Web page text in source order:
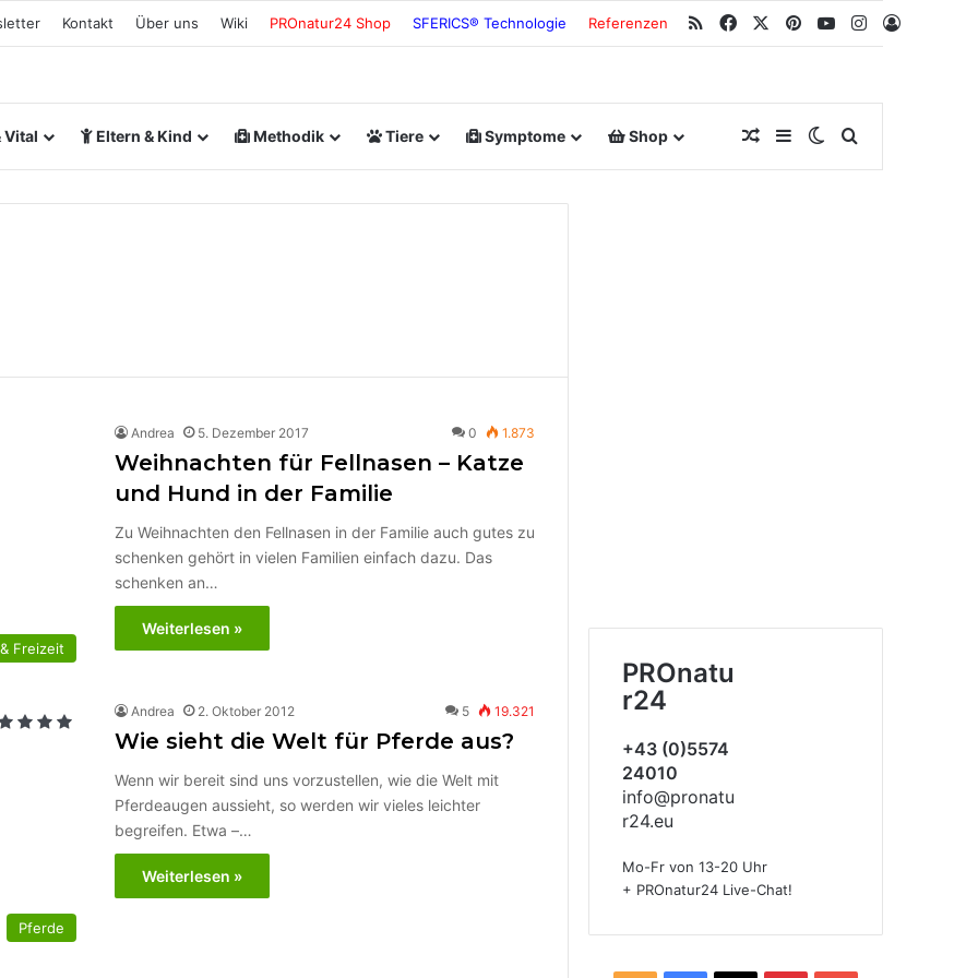
Kontakt Über uns Wiki PROnatur24 Shop SFERICS® Technologie Referenzen RSS FacebookPinterestYouTubeInstagram
Vital Eltern & Kind Methodik Tiere Symptome Shop Zufallsbeitrag
SidebarSwitch skin
Suche nach
Freizeit
Andrea 5. Dezember 2017 0 1.873
Weihnachten für Fellnasen – Katze
und Hund in der Familie
Zu Weihnachten den Fellnasen in der Familie auch gutes zu
schenken gehört in vielen Familien einfach dazu. Das
schenken an…
Weiterlesen »
Pferde
Andrea 2. Oktober 2012 5 19.321
Wie sieht die Welt für Pferde aus?
Wenn wir bereit sind uns vorzustellen, wie die Welt mit
Pferdeaugen aussieht, so werden wir vieles leichter
begreifen. Etwa –…
Weiterlesen »
PROnatu
r24
+43 (0)5574
24010
info@pronatu
r24.eu
Mo-Fr von 13-20 Uhr
+ PROnatur24 Live-Chat!